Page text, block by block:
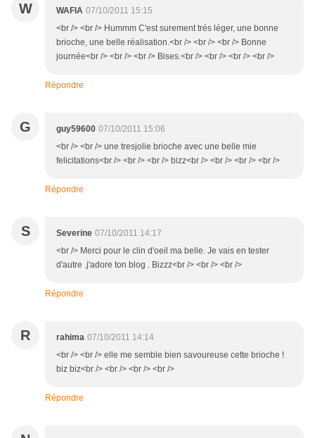
W WAFIA 07/10/2011 15:15
<br /> <br /> Hummm C'est surement trés léger, une bonne
brioche, une belle réalisation.<br /> <br /> <br /> Bonne
journée<br /> <br /> <br /> Bises.<br /> <br /> <br /> <br />
Répondre
G guy59600 07/10/2011 15:06
<br /> <br /> une tresjolie brioche avec une belle mie
felicitations<br /> <br /> <br /> bizz<br /> <br /> <br /> <br />
Répondre
S Severine 07/10/2011 14:17
<br /> Merci pour le clin d'oeil ma belle. Je vais en tester
d'autre .j'adore ton blog . Bizzz<br /> <br /> <br />
Répondre
R rahima 07/10/2011 14:14
<br /> <br /> elle me semble bien savoureuse cette brioche !
biz biz<br /> <br /> <br /> <br />
Répondre